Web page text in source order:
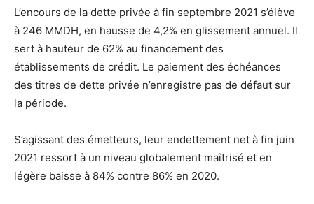
L’encours de la dette privée à fin septembre 2021 s’élève
à 246 MMDH, en hausse de 4,2% en glissement annuel. Il
sert à hauteur de 62% au financement des
établissements de crédit. Le paiement des échéances
des titres de dette privée n’enregistre pas de défaut sur
la période.
S’agissant des émetteurs, leur endettement net à fin juin
2021 ressort à un niveau globalement maîtrisé et en
légère baisse à 84% contre 86% en 2020.